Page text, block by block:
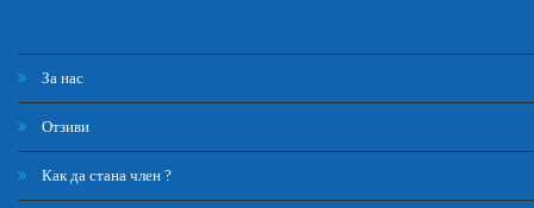
За нас
Отзиви
Как да стана член ?